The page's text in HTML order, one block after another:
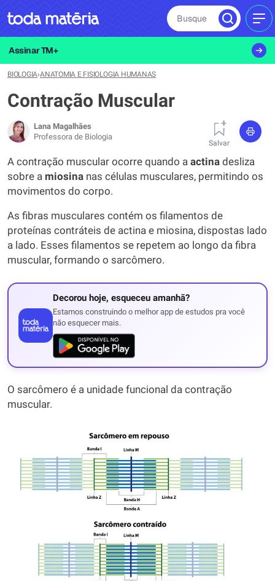
Busque
Assinar TM+
BIOLOGIA›ANATOMIA E FISIOLOGIA HUMANAS
Contração Muscular
Lana Magalhães
Professora de Biologia
Salvar
A contração muscular ocorre quando a actina desliza
sobre a miosina nas células musculares, permitindo os
movimentos do corpo.
As fibras musculares contém os filamentos de
proteínas contráteis de actina e miosina, dispostas lado
a lado. Esses filamentos se repetem ao longo da fibra
muscular, formando o sarcômero.
Decorou hoje, esqueceu amanhã?
Estamos construindo o melhor app de estudos pra você
não esquecer mais.
O sarcômero é a unidade funcional da contração
muscular.